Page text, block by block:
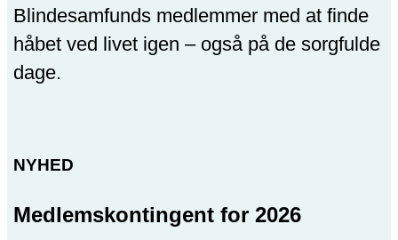
Blindesamfunds medlemmer med at finde
håbet ved livet igen – også på de sorgfulde
dage.
NYHED
Medlemskontingent for 2026